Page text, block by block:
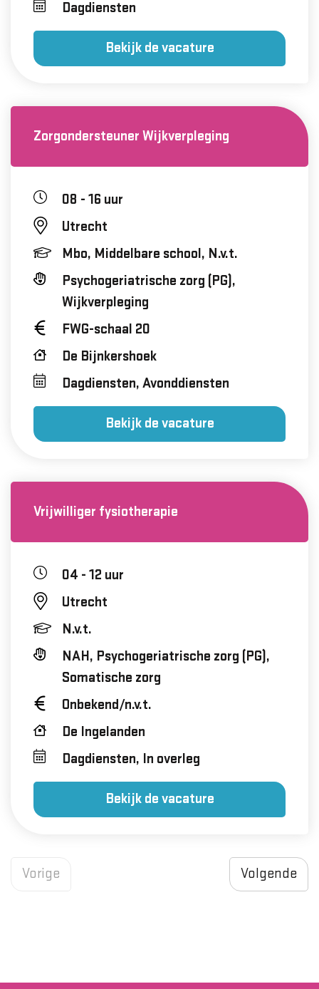
Dagdiensten
Bekijk de vacature
Zorgondersteuner Wijkverpleging
08 - 16 uur
Utrecht
Mbo, Middelbare school, N.v.t.
Psychogeriatrische zorg (PG),
Wijkverpleging
FWG-schaal 20
De Bijnkershoek
Dagdiensten, Avonddiensten
Bekijk de vacature
Vrijwilliger fysiotherapie
04 - 12 uur
Utrecht
N.v.t.
NAH, Psychogeriatrische zorg (PG),
Somatische zorg
Onbekend/n.v.t.
De Ingelanden
Dagdiensten, In overleg
Bekijk de vacature
Vorige Volgende